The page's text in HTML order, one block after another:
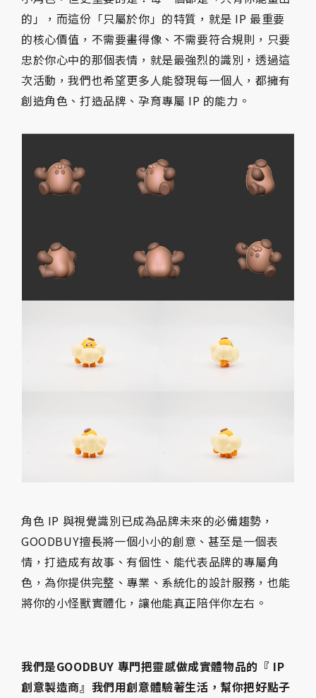
的」，而這份「只屬於你」的特質，就是 IP 最重要
的核心價值，不需要畫得像、不需要符合規則，只要
忠於你心中的那個表情，就是最強烈的識別，透過這
次活動，我們也希望更多人能發現每一個人，都擁有
創造角色、打造品牌、孕育專屬 IP 的能力。
角色 IP 與視覺識別已成為品牌未來的必備趨勢，
GOODBUY擅長將一個小小的創意、甚至是一個表
情，打造成有故事、有個性、能代表品牌的專屬角
色，為你提供完整、專業、系統化的設計服務，也能
將你的小怪獸實體化，讓他能真正陪伴你左右。
我們是GOODBUY 專門把靈感做成實體物品的『 IP
創意製造商』我們用創意體驗著生活，幫你把好點子